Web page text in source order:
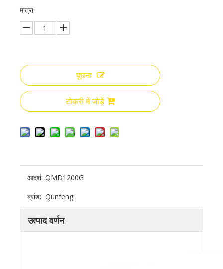
मात्रा:
पूछना
टोकरी में जोड़ें
आदर्श: QMD1200G
ब्रांड: Qunfeng
उत्पाद वर्णन